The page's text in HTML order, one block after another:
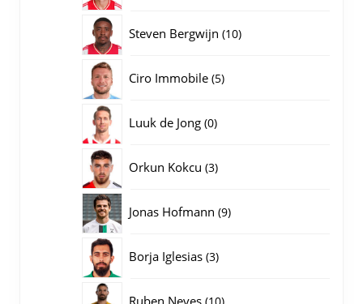
Steven Bergwijn 1010
Ciro Immobile 55
Luuk de Jong 00
Orkun Kokcu 33
Jonas Hofmann 99
Borja Iglesias 33
10